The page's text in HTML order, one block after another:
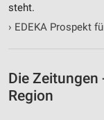
steht.
› EDEKA Prospekt
Die Zeitungen
Region